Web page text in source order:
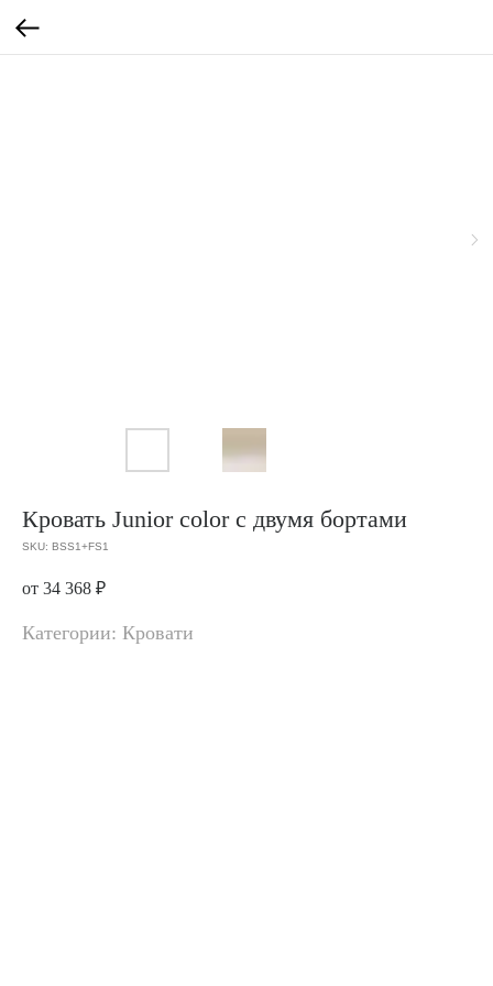
Кровать Junior color с двумя бортами
SKU: BSS1+FS1
от 34 368 ₽
Категории: Кровати